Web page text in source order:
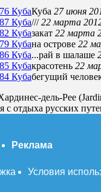
КубаКуба 27 июня
Куба///22 марта
Кубазакат 22 марта
Кубана острове 22
Куба...рай в шалаше
Кубакрасотень 22
Кубабегущий
дель-Рее
с отдыха русских
Реклама
Условия